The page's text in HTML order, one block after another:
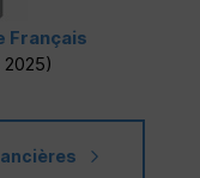
Français